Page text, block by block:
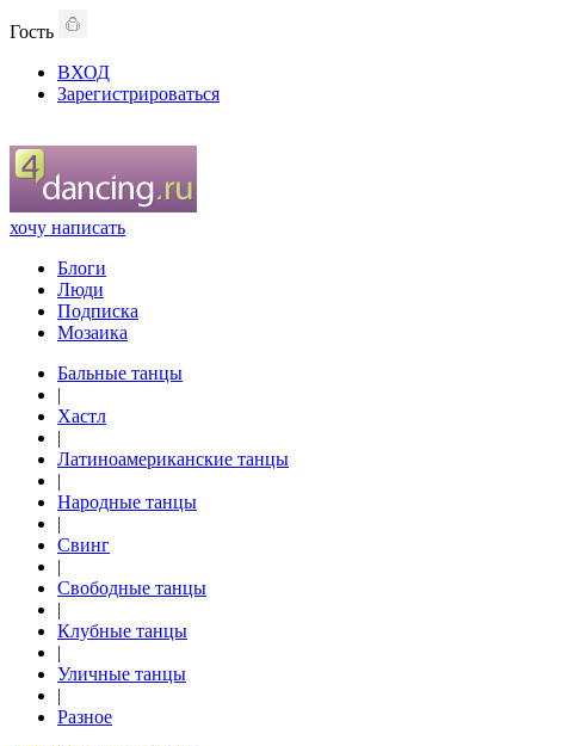
Гость
ВХОД
Зарегистрироваться
хочу написать
Блоги
Люди
Подписка
Мозаика
Бальные танцы
|
Хастл
|
Латиноамериканские танцы
|
Народные танцы
|
Свинг
|
Свободные танцы
|
Клубные танцы
|
Уличные танцы
|
Разное